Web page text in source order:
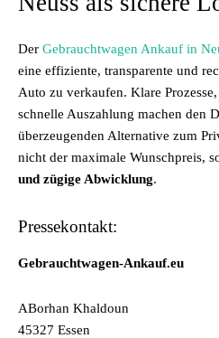
Der Gebrauchtwagen Ankauf in
eine effiziente, transparente und
Auto zu verkaufen. Klare
schnelle Auszahlung machen den
überzeugenden Alternative zum
nicht der maximale Wunschpreis,
und zügige Abwicklung.
Pressekontakt:
Gebrauchtwagen-Ankauf.eu
ABorhan Khaldoun
45327 Essen